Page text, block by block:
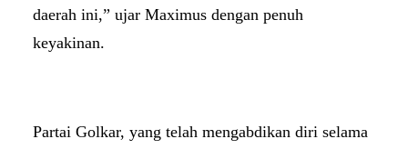
daerah ini,” ujar Maximus dengan penuh
keyakinan.
Partai Golkar, yang telah mengabdikan diri selama